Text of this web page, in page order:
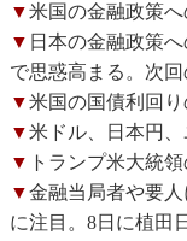
▼米国の金融政策
▼ 日本の金融政策
で思惑高まる。次
▼米国の国債利回
▼米ドル、日本円
▼ トランプ米大統
▼金融当局者や要
に注目。8日に植田